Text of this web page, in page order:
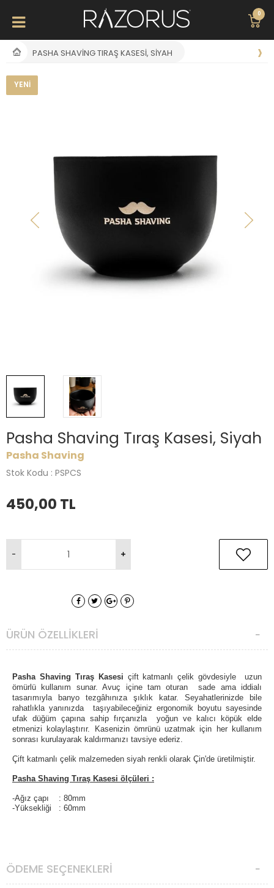
0
PASHA SHAVING TIRAŞ KASESI, SIYAH
YENI
Pasha Shaving Tıraş Kasesi, Siyah
Pasha Shaving
Stok Kodu : PSPCS
450,00 TL
ÜRÜN ÖZELLIKLERI
Pasha Shaving Tıraş Kasesi çift katmanlı çelik gövdesiyle uzun
ömürlü kullanım sunar. Avuç içine tam oturan sade ama iddialı
tasarımıyla banyo tezgâhınıza şıklık katar. Seyahatlerinizde bile
rahatlıkla yanınızda taşıyabileceğiniz ergonomik boyutu sayesinde
ufak düğüm çapına sahip fırçanızla yoğun ve kalıcı köpük elde
etmenizi kolaylaştırır. Kasenizin ömrünü uzatmak için her kullanım
sonrası kurulayarak kaldırmanızı tavsiye ederiz.
Çift katmanlı çelik malzemeden siyah renkli olarak Çin'de üretilmiştir.
Pasha Shaving Tıraş Kasesi ölçüleri :
-Ağız çapı : 80mm
-Yüksekliği : 60mm
ÖDEME SEÇENEKLERI